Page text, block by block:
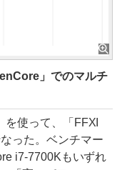
」でのマルチ
使って、「FFXI
った。ベンチマー
i7-7700Kもいずれ